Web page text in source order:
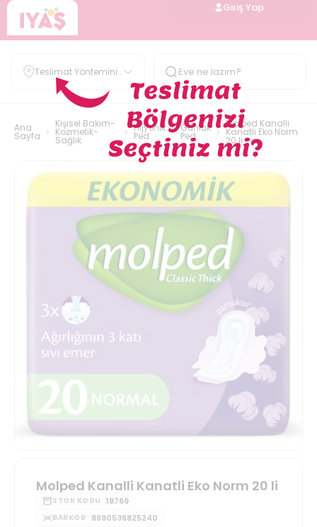
Giriş Yap
Teslimat Yöntemini
Belirle
Ana
Sayfa
Kişisel Bakım-
Kozmetik-
Sağlık
Hijyenik
Ped
Günlük
Ped
Molped Kanalli
Kanatli Eko Norm
20 li
Molped Kanalli Kanatli Eko Norm 20 li
STOK KODU 18769
BARKOD 8690536825240